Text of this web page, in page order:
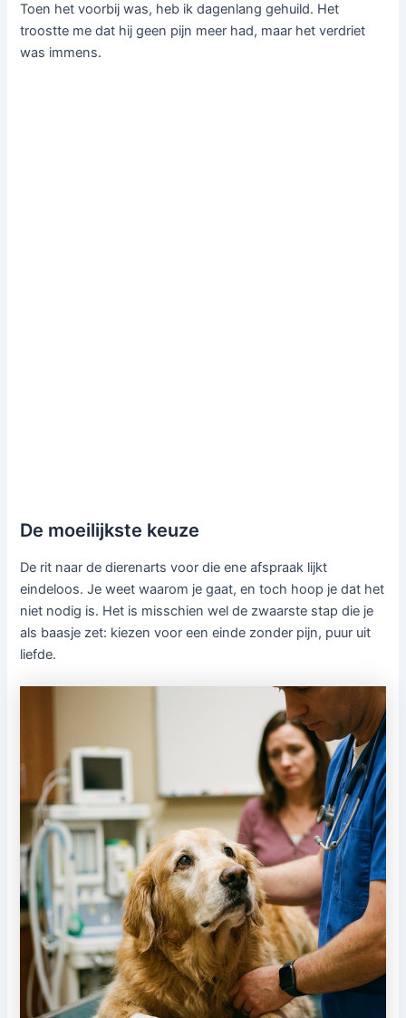
Toen het voorbij was, heb ik dagenlang gehuild. Het
troostte me dat hij geen pijn meer had, maar het verdriet
was immens.
De moeilijkste keuze
De rit naar de dierenarts voor die ene afspraak lijkt
eindeloos. Je weet waarom je gaat, en toch hoop je dat het
niet nodig is. Het is misschien wel de zwaarste stap die je
als baasje zet: kiezen voor een einde zonder pijn, puur uit
liefde.